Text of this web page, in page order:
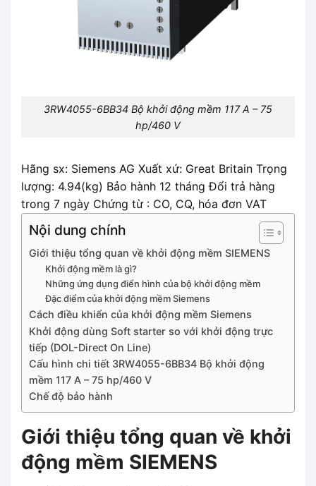
3RW4055-6BB34 Bộ khởi động mềm 117 A – 75
hp/460 V
Hãng sx: Siemens AG Xuất xứ: Great Britain Trọng
lượng: 4.94(kg) Bảo hành 12 tháng Đổi trả hàng
trong 7 ngày Chứng từ : CO, CQ, hóa đơn VAT
Nội dung chính
Giới thiệu tổng quan về khởi động mềm SIEMENS
Khởi động mềm là gì?
Những ứng dụng điển hình của bộ khởi động mềm
Đặc điểm của khởi động mềm Siemens
Cách điều khiển của khởi động mềm Siemens
Khởi động dùng Soft starter so với khởi động trực
tiếp (DOL-Direct On Line)
Cấu hình chi tiết 3RW4055-6BB34 Bộ khởi động
mềm 117 A – 75 hp/460 V
Chế độ bảo hành
Giới thiệu tổng quan về khởi
động mềm SIEMENS